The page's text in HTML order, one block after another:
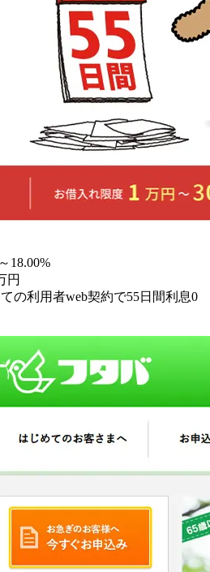
18.00%
円
の利用者web契約で55日間利息0